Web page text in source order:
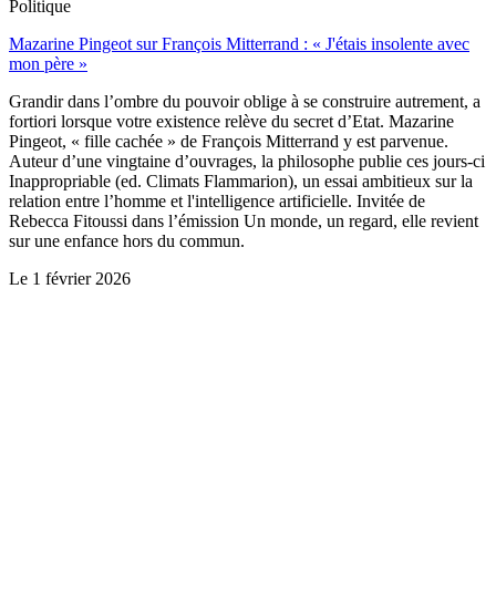
Politique
Mazarine Pingeot sur François Mitterrand : « J'étais insolente avec
mon père »
Grandir dans l’ombre du pouvoir oblige à se construire autrement, a
fortiori lorsque votre existence relève du secret d’Etat. Mazarine
Pingeot, « fille cachée » de François Mitterrand y est parvenue.
Auteur d’une vingtaine d’ouvrages, la philosophe publie ces jours-ci
Inappropriable (ed. Climats Flammarion), un essai ambitieux sur la
relation entre l’homme et l'intelligence artificielle. Invitée de
Rebecca Fitoussi dans l’émission Un monde, un regard, elle revient
sur une enfance hors du commun.
Le 1 février 2026